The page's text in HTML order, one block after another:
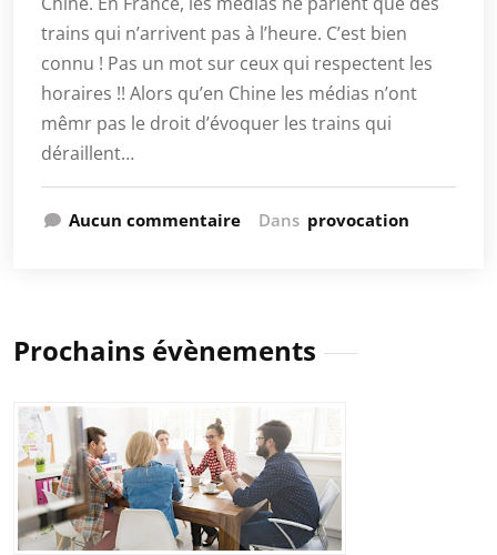
trains qui n’arrivent pas à l’heure. C’est bien
connu ! Pas un mot sur ceux qui respectent les
horaires !! Alors qu’en Chine les médias n’ont
mêmr pas le droit d’évoquer les trains qui
déraillent…
Aucun commentaire Dans provocation
Prochains évènements